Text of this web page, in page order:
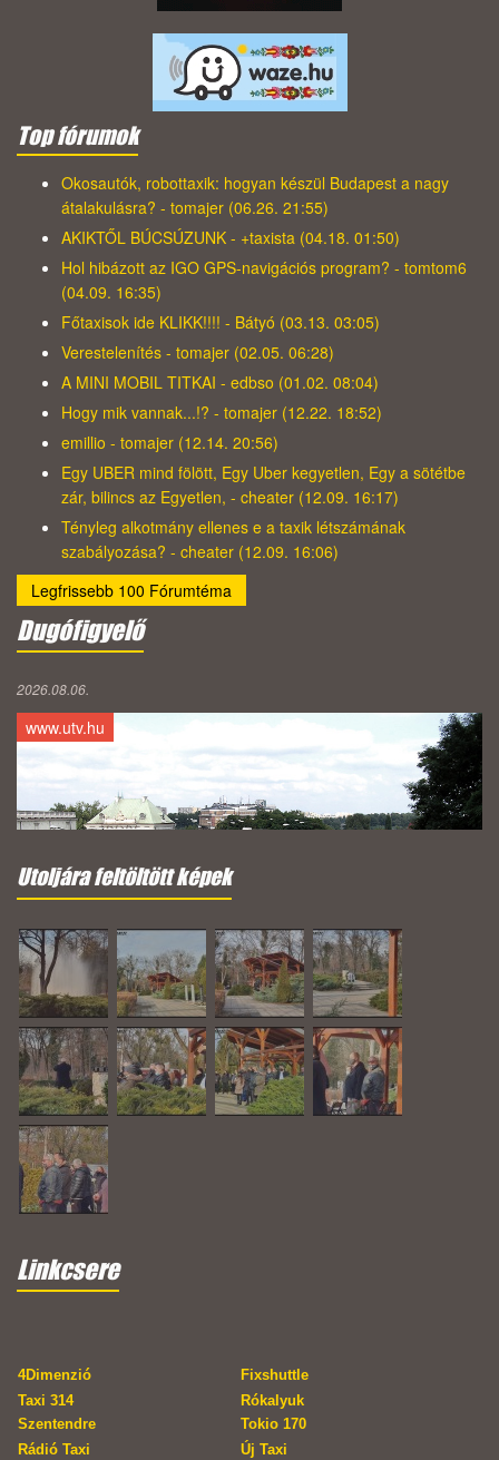
Top fórumok
Okosautók, robottaxik: hogyan készül Budapest a nagy
átalakulásra? - tomajer (06.26. 21:55)
AKIKTŐL BÚCSÚZUNK - +taxista (04.18. 01:50)
Hol hibázott az IGO GPS-navigációs program? - tomtom6
(04.09. 16:35)
Főtaxisok ide KLIKK!!!! - Bátyó (03.13. 03:05)
Verestelenítés - tomajer (02.05. 06:28)
A MINI MOBIL TITKAI - edbso (01.02. 08:04)
Hogy mik vannak...!? - tomajer (12.22. 18:52)
emillio - tomajer (12.14. 20:56)
Egy UBER mind fölött, Egy Uber kegyetlen, Egy a sötétbe
zár, bilincs az Egyetlen, - cheater (12.09. 16:17)
Tényleg alkotmány ellenes e a taxik létszámának
szabályozása? - cheater (12.09. 16:06)
Legfrissebb 100 Fórumtéma
Dugófigyelő
2026.08.06.
www.utv.hu
Utoljára feltöltött képek
Linkcsere
4Dimenzió
Fixshuttle
Taxi 314
Szentendre
Rókalyuk
Tokio 170
Rádió Taxi
Új Taxi